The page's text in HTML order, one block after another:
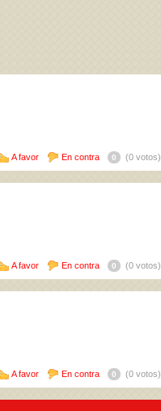
A favor En contra 0 (0 votos)
A favor En contra 0 (0 votos)
A favor En contra 0 (0 votos)